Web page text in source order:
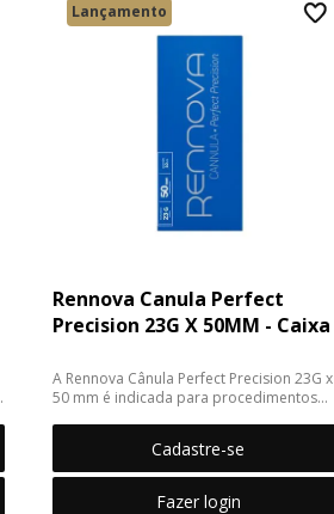
Lançamento
Rennova Canula Perfect
Precision 23G X 50MM - Caixa
A Rennova Cânula Perfect Precision 23G x
50 mm é indicada para procedimentos
Cadastre-se
Fazer login